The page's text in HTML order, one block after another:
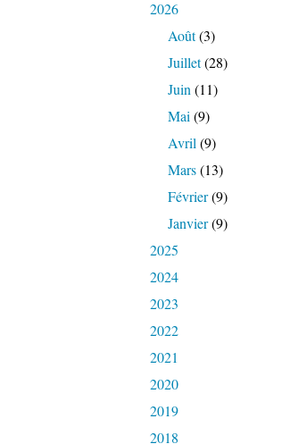
2026
Août(3)
Juillet(28)
Juin (11)
Mai (9)
Avril (9)
Mars(13)
Février(9)
Janvier(9)
2025
2024
2023
2022
2021
2020
2019
2018